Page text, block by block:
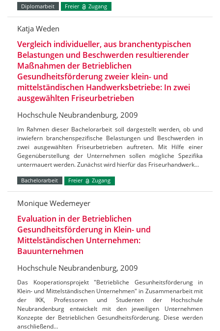
Diplomarbeit Freier Zugang
Katja Weden
Vergleich individueller, aus branchentypischen
Belastungen und Beschwerden resultierender
Maßnahmen der Betrieblichen
Gesundheitsförderung zweier klein- und
mittelständischen Handwerksbetriebe: In zwei
ausgewählten Friseurbetrieben
Hochschule Neubrandenburg, 2009
Im Rahmen dieser Bachelorarbeit soll dargestellt werden, ob und
inwiefern branchenspezifische Belastungen und Beschwerden in
zwei ausgewählten Friseurbetrieben auftreten. Mit Hilfe einer
Gegenüberstellung der Unternehmen sollen mögliche Spezifika
untermauert werden. Zunächst wird hierfür das Friseurhandwerk…
Bachelorarbeit Freier Zugang
Monique Wedemeyer
Evaluation in der Betrieblichen
Gesundheitsförderung in Klein- und
Mittelständischen Unternehmen:
Bauunternehmen
Hochschule Neubrandenburg, 2009
Das Kooperationsprojekt "Betriebliche Gesunheitsförderung in
Klein- und Mittelständischen Unternehmen" in Zusammenarbeit mit
der IKK, Professoren und Studenten der Hochschule
Neubrandenburg entwickelt mit den jeweiligen Unternehmen
Konzepte der Betrieblichen Gesundheitsförderung. Diese werden
anschließend…